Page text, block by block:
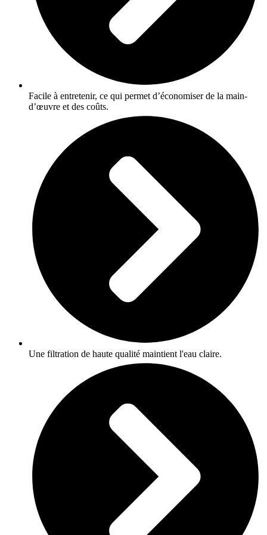
Facile à entretenir, ce qui permet d’économiser de la main-
d’œuvre et des coûts.
Une filtration de haute qualité maintient l'eau claire.